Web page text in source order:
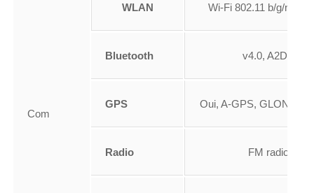
Com
WLAN Wi-Fi 802.11 b/g/n,
Bluetooth v4.0, A2DP
GPS Oui, A-GPS,
Radio FM radio